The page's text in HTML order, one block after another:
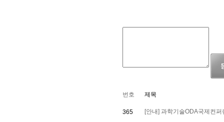
번호 제목
365 [안내] 과학기술ODA국제컨